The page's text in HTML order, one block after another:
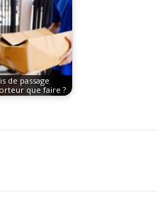
de passage
que faire ?